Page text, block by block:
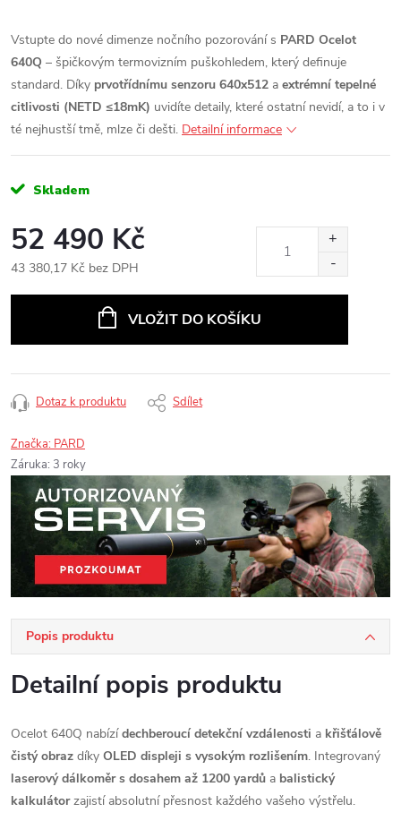
Vstupte do nové dimenze nočního pozorování s PARD Ocelot
640Q – špičkovým termovizním puškohledem, který definuje
standard. Díky prvotřídnímu senzoru 640x512 a extrémní tepelné
citlivosti (NETD ≤18mK) uvidíte detaily, které ostatní nevidí, a to i v
té nejhustší tmě, mlze či dešti. Detailní informace
Skladem
52 490 Kč
43 380,17 Kč bez DPH
VLOŽIT DO KOŠÍKU
Dotaz k produktu Sdílet
Značka: PARD
Záruka: 3 roky
Popis produktu
Detailní popis produktu
Ocelot 640Q nabízídechberoucí detekční vzdálenosti a křišťálově
čistý obraz díky OLED displeji s vysokým rozlišením. Integrovaný
laserový dálkoměr s dosahem až 1200 yardů a balistický
kalkulátorzajistí absolutní přesnost každého vašeho výstřelu.